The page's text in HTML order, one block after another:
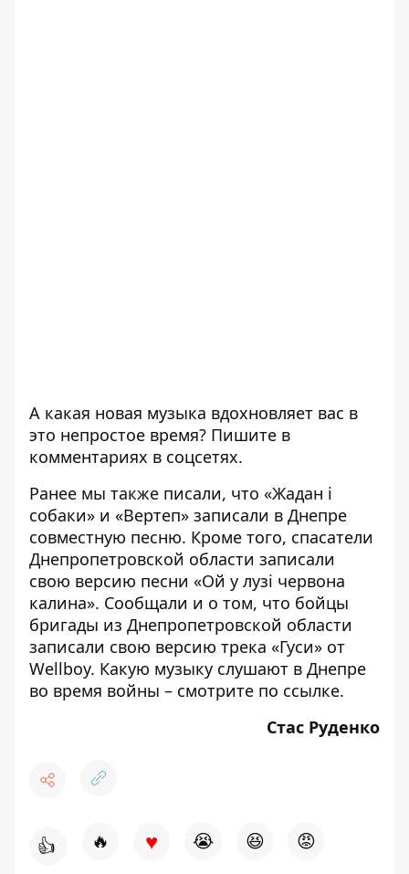
А какая новая музыка вдохновляет вас в
это непростое время? Пишите в
комментариях в соцсетях.
Ранее мы также писали, что «Жадан і
собаки» и «Вертеп» записали в Днепре
совместную песню. Кроме того, спасатели
Днепропетровской области записали
свою версию песни «Ой у лузі червона
калина». Сообщали и о том, что бойцы
бригады из Днепропетровской области
записали свою версию трека «Гуси» от
Wellboy. Какую музыку слушают в Днепре
во время войны – смотрите по ссылке.
Стас Руденко
👍 🔥 ♥ 😭 😆 😡